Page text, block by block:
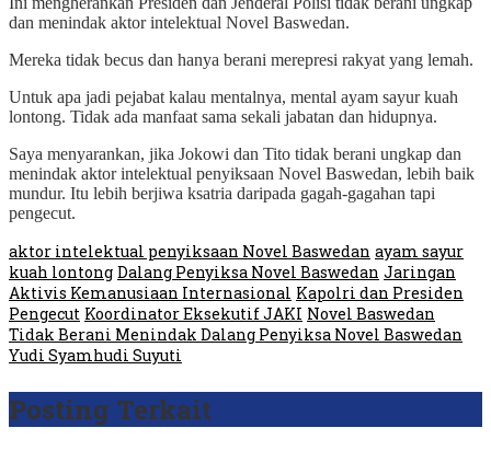
dan menindak aktor intelektual Novel Baswedan.
Mereka tidak becus dan hanya berani merepresi rakyat yang lemah.
Untuk apa jadi pejabat kalau mentalnya, mental ayam sayur kuah
lontong. Tidak ada manfaat sama sekali jabatan dan hidupnya.
Saya menyarankan, jika Jokowi dan Tito tidak berani ungkap dan
menindak aktor intelektual penyiksaan Novel Baswedan, lebih baik
mundur. Itu lebih berjiwa ksatria daripada gagah-gagahan tapi
pengecut.
aktor intelektual penyiksaan Novel Baswedan ayam sayur
kuah lontong Dalang Penyiksa Novel Baswedan Jaringan
Aktivis Kemanusiaan Internasional Kapolri dan Presiden
Pengecut Koordinator Eksekutif JAKI Novel Baswedan
Tidak Berani Menindak Dalang Penyiksa Novel Baswedan
Yudi Syamhudi Suyuti
Posting Terkait